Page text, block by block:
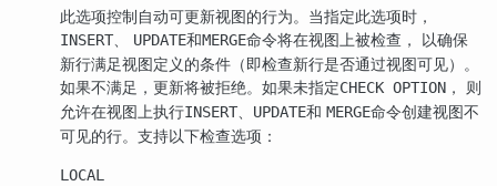
此选项控制自动可更新视图的行为。当指定此选项时，
INSERT、 UPDATE和MERGE命令将在视图上被检查， 以确保
新行满足视图定义的条件（即检查新行是否通过视图可见）。
如果不满足，更新将被拒绝。如果未指定CHECK OPTION ， 则
允许在视图上执行INSERT、 UPDATE和 MERGE命令创建视图不
可见的行。支持以下检查选项：
LOCAL